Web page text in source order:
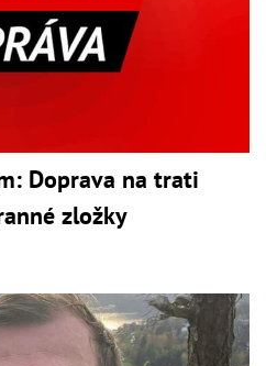
Doprava na trati
zložky